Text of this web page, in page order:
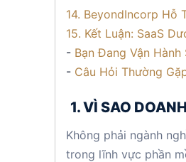
14. BeyondIncorp Hỗ
15. Kết Luận: SaaS
- Bạn Đang Vận Hành
- Câu Hỏi Thường
1. VÌ SAO
Không phải ngành
trong lĩnh vực phần